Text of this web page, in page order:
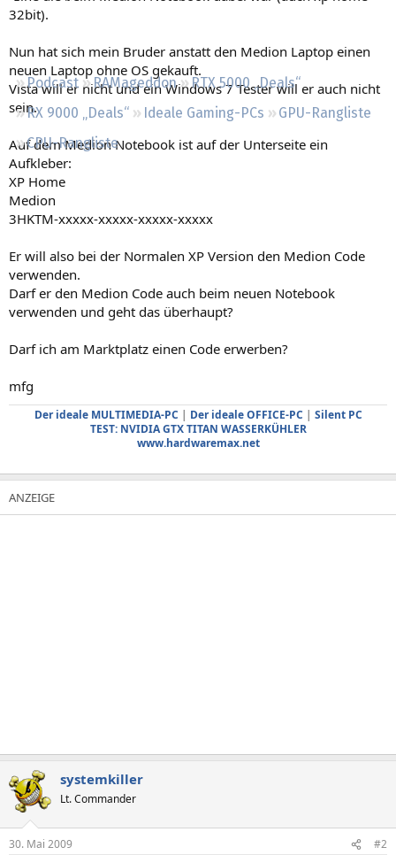
Leserartikel
Podcast RAMageddon
RTX 5000 „Deals“
RX 9000 „Deals“
Ideale Gaming-PCs
GPU-Rangliste
CPU-Rangliste
32bit).
Nun hat sich mein Bruder anstatt den Medion Laptop einen
neuen Laptop ohne OS gekauft.
Vista will er nicht und ein Windows 7 Tester will er auch nicht
sein.
Auf dem Medion Notebook ist auf der Unterseite ein
Aufkleber:
XP Home
Medion
3HKTM-xxxxx-xxxxx-xxxxx-xxxxx
Er will also bei der Normalen XP Version den Medion Code
verwenden.
Darf er den Medion Code auch beim neuen Notebook
verwenden und geht das überhaupt?
Darf ich am Marktplatz einen Code erwerben?
mfg
Der ideale MULTIMEDIA-PC | Der ideale OFFICE-PC | Silent PC
TEST: NVIDIA GTX TITAN WASSERKÜHLER
www.hardwaremax.net
systemkiller
Lt. Commander
30. Mai 2009 #2